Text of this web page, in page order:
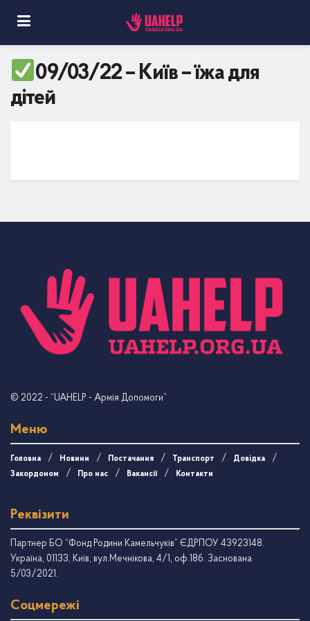
09/03/22 – Київ – їжа для
дітей
© 2022 - “UAHELP - Армія Допомоги”
Меню
Головна Новини Постачання Транспорт
Довідка
Закордоном
Про нас Вакансії Контакти
Реквізити
Партнер БО “Фонд Родини Камельчуків” ЄДРПОУ 43923148.
Україна, 01133, Київ, вул.Мечнікова, 4/1, оф.18б. Заснована
5/03/2021.
Соцмережі